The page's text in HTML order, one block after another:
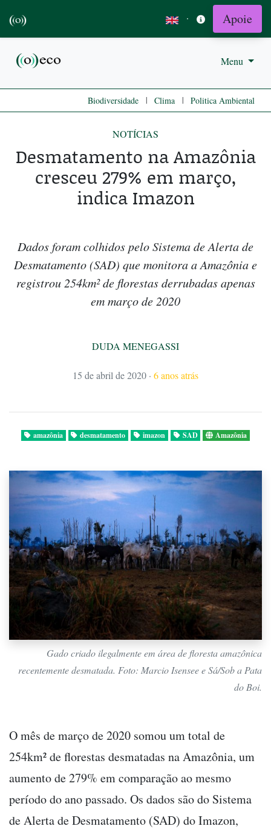
· Apoie
Menu
Biodiversidade | Clima | Politica Ambiental
NOTÍCIAS
Desmatamento na Amazônia
cresceu 279% em março,
indica Imazon
Dados foram colhidos pelo Sistema de Alerta de
Desmatamento (SAD) que monitora a Amazônia e
registrou 254km² de florestas derrubadas apenas
em março de 2020
DUDA MENEGASSI
15 de abril de 2020 · 6 anos atrás
amazônia desmatamento imazon SAD Amazônia
Gado criado ilegalmente em área de floresta amazônica
recentemente desmatada. Foto: Marcio Isensee e Sá/Sob a Pata
do Boi.
O mês de março de 2020 somou um total de
254km² de florestas desmatadas na Amazônia, um
aumento de 279% em comparação ao mesmo
período do ano passado. Os dados são do Sistema
de Alerta de Desmatamento (SAD) do Imazon,